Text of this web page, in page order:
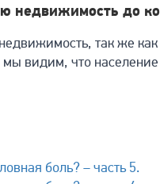
недвижимость до
так же
видим, что
боль? – часть 5.